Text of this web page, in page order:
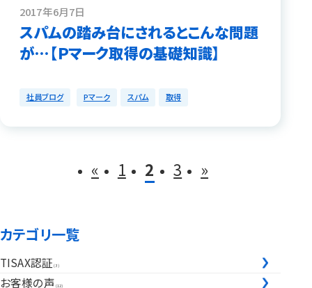
2017年6月7日
スパムの踏み台にされるとこんな問題
が…【Ｐマーク取得の基礎知識】
社員ブログ Pマーク スパム 取得
投稿ナビゲーション« 1 2 3 »
カテゴリ一覧
TISAX認証 (3)
お客様の声 (12)